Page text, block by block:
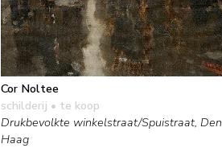
Cor Noltee
schilderij • te koop
Drukbevolkte winkelstraat/Spuistraat, Den
Haag